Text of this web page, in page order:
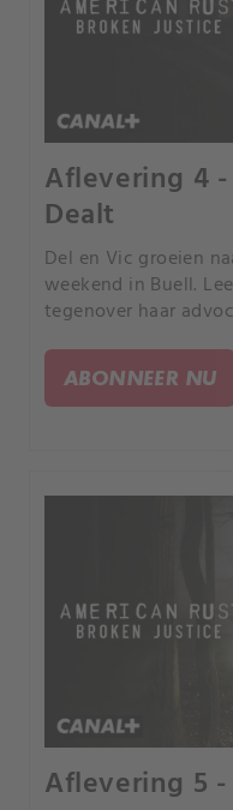
Aflevering 4
Dealt
Del en Vic groeien
weekend in Buell.
tegenover haar
leidt.ABONNEER NU
Aflevering 5